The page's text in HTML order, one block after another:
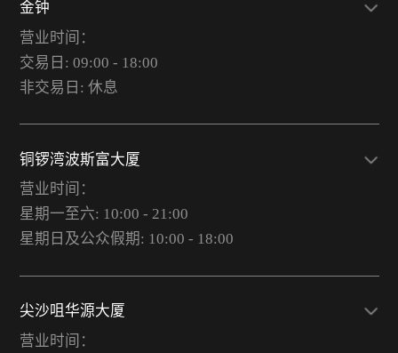
金钟
营业时间：
交易日: 09:00 - 18:00
非交易日: 休息
铜锣湾波斯富大厦
营业时间：
星期一至六: 10:00 - 21:00
星期日及公众假期: 10:00 - 18:00
尖沙咀华源大厦
营业时间：